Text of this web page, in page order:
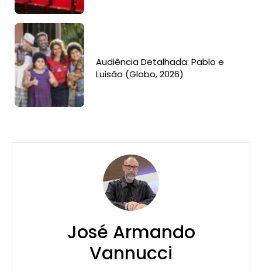
Audiência Detalhada: Pablo e
Luisão (Globo, 2026)
José Armando
Vannucci